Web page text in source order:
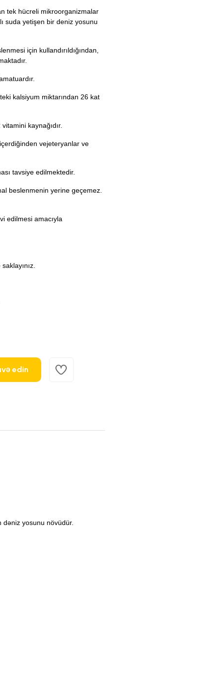
tek hücreli mikroorganizmalar
suda yetişen bir deniz yosunu
için kullandırıldığından,
kalsiyum miktarından 26 kat
kaynağıdır.
vejeteryanlar ve
tavsiye edilmektedir.
beslenmenin yerine geçemez.
edilmesi amacıyla
edin
dəniz yosunu növüdür.